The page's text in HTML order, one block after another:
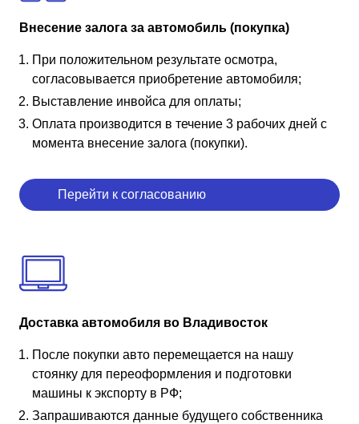
Внесение залога за автомобиль (покупка)
При положительном результате осмотра,
согласовывается приобретение автомобиля;
Выставление инвойса для оплаты;
Оплата производится в течение 3 рабочих дней с
момента внесение залога (покупки).
Перейти к согласованию
Доставка автомобиля во Владивосток
После покупки авто перемещается на нашу
стоянку для переоформления и подготовки
машины к экспорту в РФ;
Запрашиваются данные будущего собственника